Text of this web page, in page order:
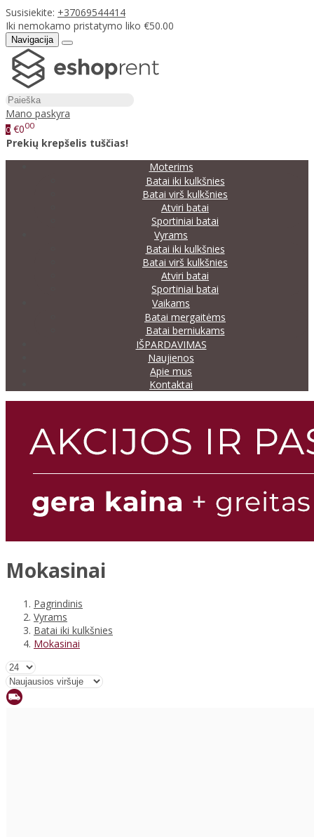
Susisiekite: +37069544414
Iki nemokamo pristatymo liko €50.00
Navigacija
Mano paskyra
0 €000
Prekių krepšelis tuščias!
Moterims
Batai iki kulkšnies
Batai virš kulkšnies
Atviri batai
Sportiniai batai
Vyrams
Batai iki kulkšnies
Batai virš kulkšnies
Atviri batai
Sportiniai batai
Vaikams
Batai mergaitėms
Batai berniukams
IŠPARDAVIMAS
Naujienos
Apie mus
Kontaktai
Mokasinai
Pagrindinis
Vyrams
Batai iki kulkšnies
Mokasinai